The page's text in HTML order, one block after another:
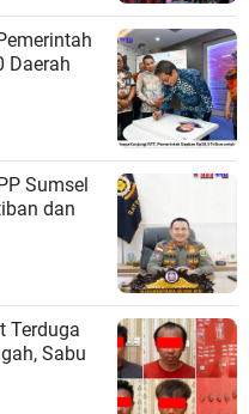
Daerah
Sumsel
dan
Terduga
Sabu